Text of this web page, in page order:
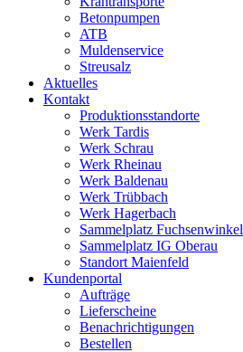
Betonpumpen
ATB
Muldenservice
Streusalz
Aktuelles
Kontakt
Produktionsstandorte
Werk Tardis
Werk Schrau
Werk Rheinau
Werk Baldenau
Werk Trübbach
Werk Hagerbach
Sammelplatz Fuchsenwinkel
Sammelplatz IG Oberau
Standort Maienfeld
Kundenportal
Aufträge
Lieferscheine
Benachrichtigungen
Bestellen